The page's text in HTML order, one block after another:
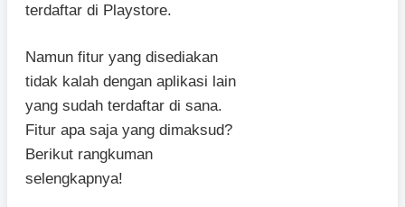
terdaftar di Playstore.
Namun fitur yang disediakan
tidak kalah dengan aplikasi lain
yang sudah terdaftar di sana.
Fitur apa saja yang dimaksud?
Berikut rangkuman
selengkapnya!